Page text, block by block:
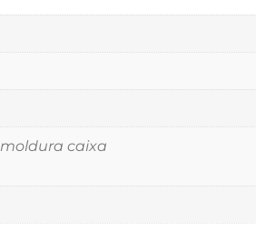
caixa